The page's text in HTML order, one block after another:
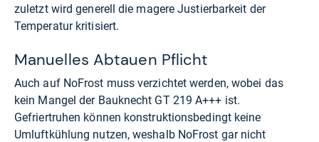
zuletzt wird generell die magere Justierbarkeit der
Temperatur kritisiert.
Manuelles Abtauen Pflicht
Auch auf NoFrost muss verzichtet werden, wobei das
kein Mangel der Bauknecht GT 219 A+++ ist.
Gefriertruhen können konstruktionsbedingt keine
Umluftkühlung nutzen, weshalb NoFrost gar nicht